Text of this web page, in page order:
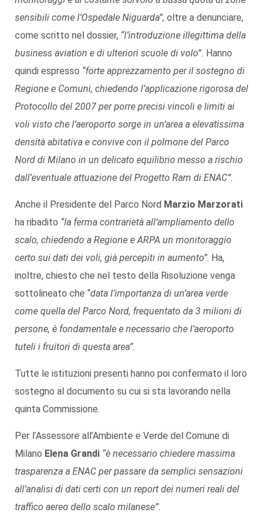
sensibili come l’Ospedale Niguarda”, oltre a denunciare,
come scritto nel dossier, “l’introduzione illegittima della
business aviation e di ulteriori scuole di volo”. Hanno
quindi espresso “forte apprezzamento per il sostegno di
Regione e Comuni, chiedendo l’applicazione rigorosa del
Protocollo del 2007 per porre precisi vincoli e limiti ai
voli visto che l’aeroporto sorge in un’area a elevatissima
densità abitativa e convive con il polmone del Parco
Nord di Milano in un delicato equilibrio messo a rischio
dall’eventuale attuazione del Progetto Ram di ENAC”.
Anche il Presidente del Parco Nord Marzio Marzorati
ha ribadito “la ferma contrarietà all’ampliamento dello
scalo, chiedendo a Regione e ARPA un monitoraggio
certo sui dati dei voli, già percepiti in aumento”. Ha,
inoltre, chiesto che nel testo della Risoluzione venga
sottolineato che “data l’importanza di un’area verde
come quella del Parco Nord, frequentato da 3 milioni di
persone, è fondamentale e necessario che l’aeroporto
tuteli i fruitori di questa area”.
Tutte le istituzioni presenti hanno poi confermato il loro
sostegno al documento su cui si sta lavorando nella
quinta Commissione.
Per l’Assessore all’Ambiente e Verde del Comune di
Milano Elena Grandi “è necessario chiedere massima
trasparenza a ENAC per passare da semplici sensazioni
all’analisi di dati certi con un report dei numeri reali del
traffico aereo dello scalo milanese”.